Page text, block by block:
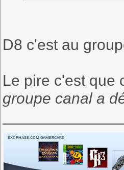
D8 c'est au
Le pire c'est que
groupe canal a